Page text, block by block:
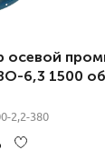
осевой
6,3 1500
2,2-380